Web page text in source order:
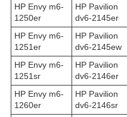
HP Envy m6-
1250er
HP Pavilion
dv6-2145er
HP Envy m6-
1251er
HP Pavilion
dv6-2145ew
HP Envy m6-
1251sr
HP Pavilion
dv6-2146er
HP Envy m6-
1260er
HP Pavilion
dv6-2146sr